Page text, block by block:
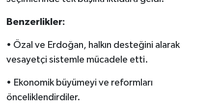
Benzerlikler:
• Özal ve Erdoğan, halkın desteğini alarak
vesayetçi sistemle mücadele etti.
• Ekonomik büyümeyi ve reformları
önceliklendirdiler.